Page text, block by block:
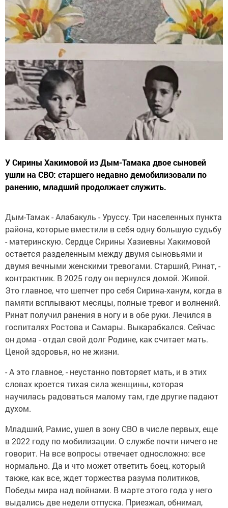
У Сирины Хакимовой из Дым-Тамака двое сыновей
ушли на СВО: старшего недавно демобилизовали по
ранению, младший продолжает служить.
Дым-Тамак - Алабакуль - Уруссу. Три населенных пункта
района, которые вместили в себя одну большую судьбу
- материнскую. Сердце Сирины Хазиевны Хакимовой
остается разделенным между двумя сыновьями и
двумя вечными женскими тревогами. Старший, Ринат, -
контрактник. В 2025 году он вернулся домой. Живой.
Это главное, что шепчет про себя Сирина-ханум, когда в
памяти всплывают месяцы, полные тревог и волнений.
Ринат получил ранения в ногу и в обе руки. Лечился в
госпиталях Ростова и Самары. Выкарабкался. Сейчас
он дома - отдал свой долг Родине, как считает мать.
Ценой здоровья, но не жизни.
- А это главное, - неустанно повторяет мать, и в этих
словах кроется тихая сила женщины, которая
научилась радоваться малому там, где другие падают
духом.
Младший, Рамис, ушел в зону СВО в числе первых, еще
в 2022 году по мобилизации. О службе почти ничего не
говорит. На все вопросы отвечает односложно: все
нормально. Да и что может ответить боец, который
также, как все, ждет торжества разума политиков,
Победы мира над войнами. В марте этого года у него
выдались две недели отпуска. Приезжал, обнимал,